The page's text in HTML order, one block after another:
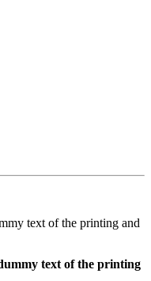
text of the printing and
text of the printing